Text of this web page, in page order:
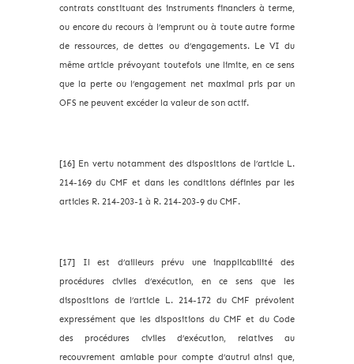
contrats constituant des instruments financiers à terme,
ou encore du recours à l’emprunt ou à toute autre forme
de ressources, de dettes ou d’engagements. Le VI du
même article prévoyant toutefois une limite, en ce sens
que la perte ou l’engagement net maximal pris par un
OFS ne peuvent excéder la valeur de son actif.
[16] En vertu notamment des dispositions de l’article L.
214-169 du CMF et dans les conditions définies par les
articles R. 214-203-1 à R. 214-203-9 du CMF.
[17] Il est d’ailleurs prévu une inapplicabilité des
procédures civiles d’exécution, en ce sens que les
dispositions de l’article L. 214-172 du CMF prévoient
expressément que les dispositions du CMF et du Code
des procédures civiles d’exécution, relatives au
recouvrement amiable pour compte d’autrui ainsi que,